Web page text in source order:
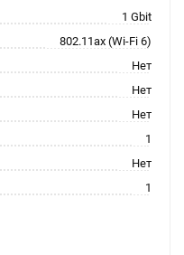
1 Gbit
802.11ax (Wi-Fi 6)
Нет
Нет
Нет
1
Нет
1